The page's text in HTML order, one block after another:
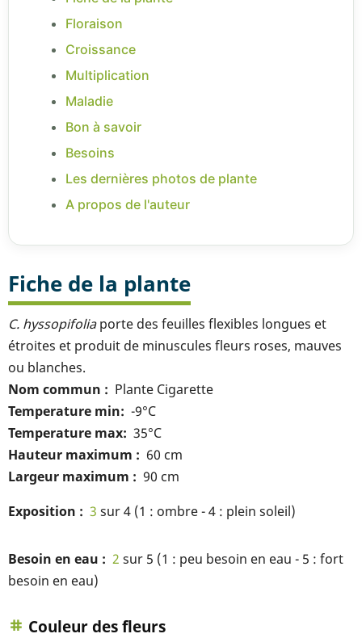
Floraison
Croissance
Multiplication
Maladie
Bon à savoir
Besoins
Les dernières photos de plante
A propos de l'auteur
Fiche de la plante
C. hyssopifoliaporte des feuilles flexibles longues et
étroites et produit de minuscules fleurs roses, mauves
ou blanches.
Nom commun
Plante Cigarette
Temperature min
-9°C
Temperature max 35°C
Hauteur maximum
60 cm
Largeur maximum
90 cm
Exposition
3 sur 4 (1 : ombre - 4 : plein soleil)
Besoin en eau 2 sur 5 (1 : peu besoin en eau - 5 : fort
besoin en eau)
Couleur des fleurs